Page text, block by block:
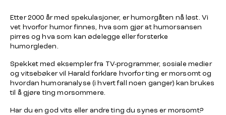
Etter 2000 år med spekulasjoner, er humorgåten nå løst. Vi
vet hvorfor humor finnes, hva som gjør at humorsansen
pirres og hva som kan ødelegge eller forsterke
humorgleden.
Spekket med eksempler fra TV-programmer, sosiale medier
og vitsebøker vil Harald forklare hvorfor ting er morsomt og
hvordan humoranalyse (i hvert fall noen ganger) kan brukes
til å gjøre ting morsommere.
Har du en god vits eller andre ting du synes er morsomt?